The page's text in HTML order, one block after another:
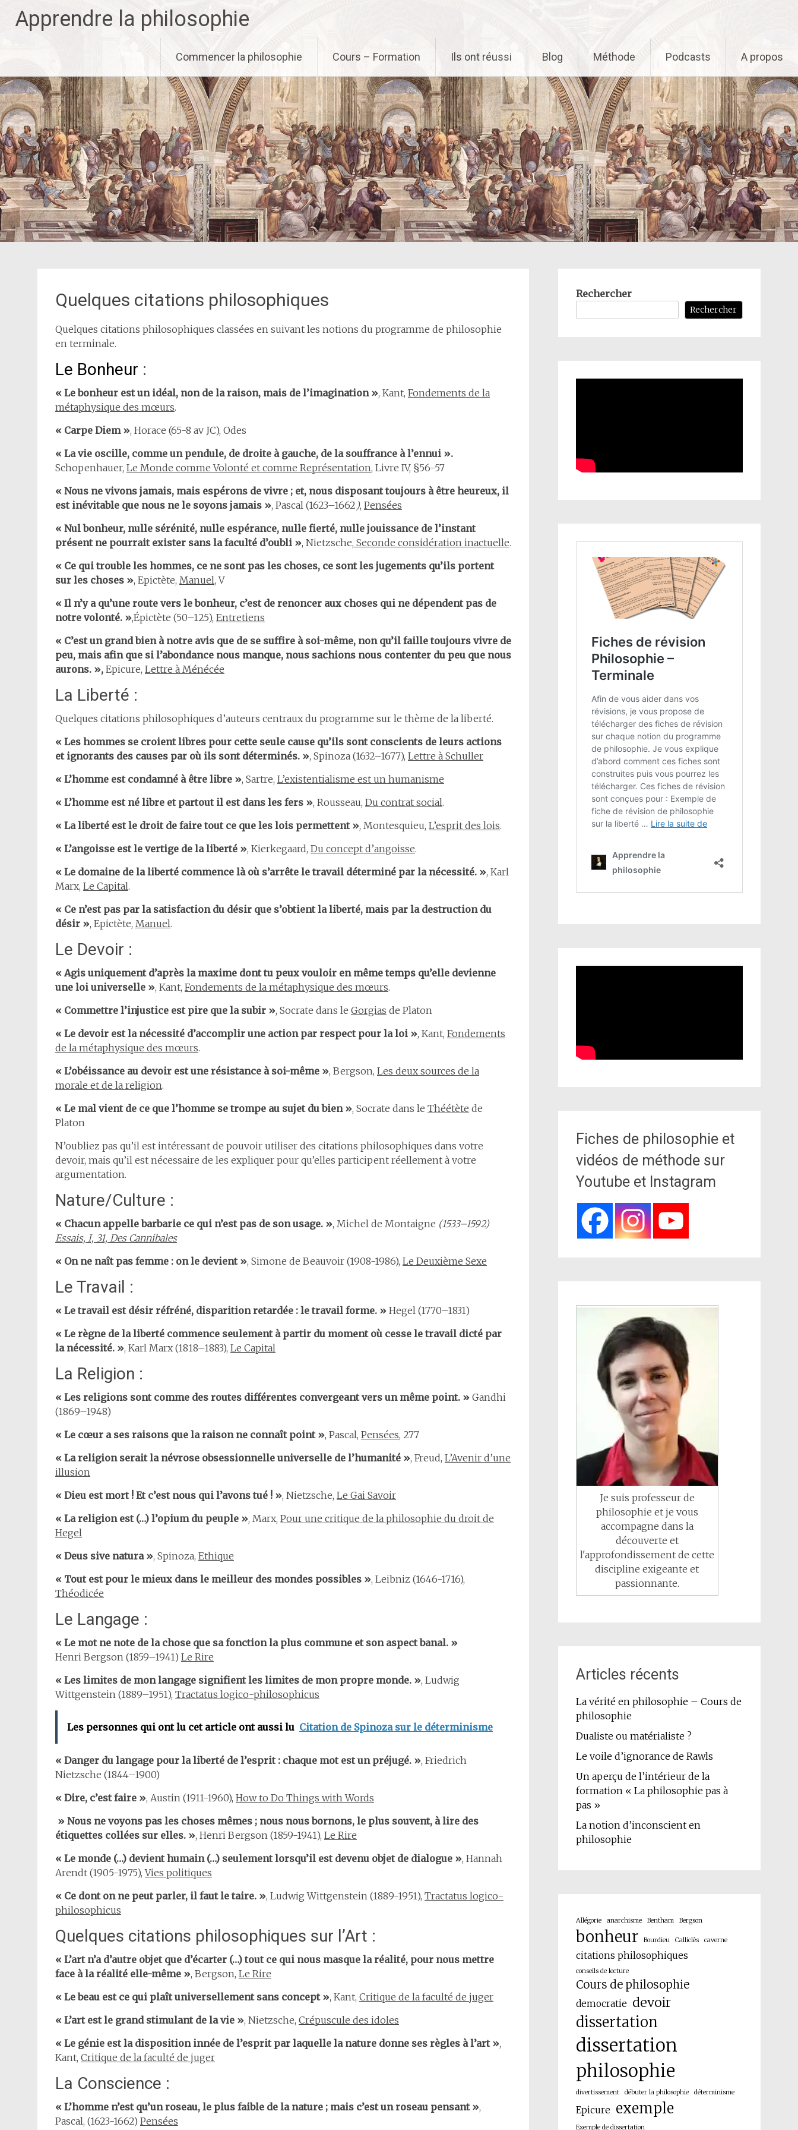
Apprendre la philosophie
Commencer la philosophie Cours – Formation Ils ont réussi Blog Méthode Podcasts A propos
Quelques citations philosophiques
Quelques citations philosophiques classées en suivant les notions du programme de philosophie
en terminale.
Le Bonheur :
« Le bonheur est un idéal, non de la raison, mais de l’imagination », Kant, Fondements de la
métaphysique des mœurs.
« Carpe Diem », Horace (65-8 av JC), Odes
« La vie oscille, comme un pendule, de droite à gauche, de la souffrance à l’ennui ».
Schopenhauer, Le Monde comme Volonté et comme Représentation, Livre IV, §56-57
« Nous ne vivons jamais, mais espérons de vivre ; et, nous disposant toujours à être heureux, il
est inévitable que nous ne le soyons jamais », Pascal (1623–1662 ), Pensées
« Nul bonheur, nulle sérénité, nulle espérance, nulle fierté, nulle jouissance de l’instant
présent ne pourrait exister sans la faculté d’oubli », Nietzsche, Seconde considération inactuelle.
« Ce qui trouble les hommes, ce ne sont pas les choses, ce sont les jugements qu’ils portent
sur les choses », Epictète, Manuel, V
« Il n’y a qu’une route vers le bonheur, c’est de renoncer aux choses qui ne dépendent pas de
notre volonté. »,Épictète (50–125), Entretiens
« C’est un grand bien à notre avis que de se suffire à soi-même, non qu’il faille toujours vivre de
peu, mais afin que si l’abondance nous manque, nous sachions nous contenter du peu que nous
aurons. », Epicure, Lettre à Ménécée
La Liberté :
Quelques citations philosophiques d’auteurs centraux du programme sur le thème de la liberté.
« Les hommes se croient libres pour cette seule cause qu’ils sont conscients de leurs actions
et ignorants des causes par où ils sont déterminés. », Spinoza (1632–1677), Lettre à Schuller
« L’homme est condamné à être libre », Sartre, L’existentialisme est un humanisme
« L’homme est né libre et partout il est dans les fers », Rousseau, Du contrat social.
« La liberté est le droit de faire tout ce que les lois permettent », Montesquieu, L’esprit des lois.
« L’angoisse est le vertige de la liberté », Kierkegaard, Du concept d’angoisse.
« Le domaine de la liberté commence là où s’arrête le travail déterminé par la nécessité. », Karl
Marx, Le Capital.
« Ce n’est pas par la satisfaction du désir que s’obtient la liberté, mais par la destruction du
désir », Epictète, Manuel.
Le Devoir :
« Agis uniquement d’après la maxime dont tu peux vouloir en même temps qu’elle devienne
une loi universelle », Kant, Fondements de la métaphysique des mœurs.
« Commettre l’injustice est pire que la subir », Socrate dans le Gorgias de Platon
« Le devoir est la nécessité d’accomplir une action par respect pour la loi », Kant, Fondements
de la métaphysique des mœurs.
« L’obéissance au devoir est une résistance à soi-même », Bergson, Les deux sources de la
morale et de la religion.
« Le mal vient de ce que l’homme se trompe au sujet du bien », Socrate dans le Théétète de
Platon
N’oubliez pas qu’il est intéressant de pouvoir utiliser des citations philosophiques dans votre
devoir, mais qu’il est nécessaire de les expliquer pour qu’elles participent réellement à votre
argumentation.
Nature/Culture :
« Chacun appelle barbarie ce qui n’est pas de son usage. », Michel de Montaigne (1533–1592)
Essais, I, 31, Des Cannibales
« On ne naît pas femme : on le devient », Simone de Beauvoir (1908-1986), Le Deuxième Sexe
Le Travail :
« Le travail est désir réfréné, disparition retardée : le travail forme. » Hegel (1770–1831)
« Le règne de la liberté commence seulement à partir du moment où cesse le travail dicté par
la nécessité. », Karl Marx (1818–1883), Le Capital
La Religion :
« Les religions sont comme des routes différentes convergeant vers un même point. » Gandhi
(1869–1948)
« Le cœur a ses raisons que la raison ne connaît point », Pascal, Pensées, 277
« La religion serait la névrose obsessionnelle universelle de l’humanité », Freud, L’Avenir d’une
illusion
« Dieu est mort ! Et c’est nous qui l’avons tué ! », Nietzsche, Le Gai Savoir
« La religion est (…) l’opium du peuple », Marx, Pour une critique de la philosophie du droit de
Hegel
« Deus sive natura », Spinoza, Ethique
« Tout est pour le mieux dans le meilleur des mondes possibles », Leibniz (1646-1716),
Théodicée
Le Langage :
« Le mot ne note de la chose que sa fonction la plus commune et son aspect banal. »
Henri Bergson (1859–1941) Le Rire
« Les limites de mon langage signifient les limites de mon propre monde. », Ludwig
Wittgenstein (1889–1951), Tractatus logico-philosophicus
Les personnes qui ont lu cet article ont aussi lu Citation de Spinoza sur le déterminisme
« Danger du langage pour la liberté de l’esprit : chaque mot est un préjugé. », Friedrich
Nietzsche (1844–1900)
« Dire, c’est faire », Austin (1911-1960), How to Do Things with Words
» Nous ne voyons pas les choses mêmes ; nous nous bornons, le plus souvent, à lire des
étiquettes collées sur elles. », Henri Bergson (1859-1941), Le Rire
« Le monde (…) devient humain (…) seulement lorsqu’il est devenu objet de dialogue », Hannah
Arendt (1905-1975),Vies politiques
« Ce dont on ne peut parler, il faut le taire. », Ludwig Wittgenstein (1889-1951), Tractatus logico-
philosophicus
Quelques citations philosophiques sur l’Art :
« L’art n’a d’autre objet que d’écarter (…) tout ce qui nous masque la réalité, pour nous mettre
face à la réalité elle-même », Bergson, Le Rire
« Le beau est ce qui plaît universellement sans concept », Kant, Critique de la faculté de juger
« L’art est le grand stimulant de la vie », Nietzsche, Crépuscule des idoles
« Le génie est la disposition innée de l’esprit par laquelle la nature donne ses règles à l’art »,
Kant, Critique de la faculté de juger
La Conscience :
« L’homme n’est qu’un roseau, le plus faible de la nature ; mais c’est un roseau pensant »,
Pascal, (1623-1662) Pensées
Rechercher
Rechercher
Fiches de philosophie et
vidéos de méthode sur
Youtube et Instagram
Je suis professeur de
philosophie et je vous
accompagne dans la
découverte et
l'approfondissement de cette
discipline exigeante et
passionnante.
Articles récents
La vérité en philosophie – Cours de
philosophie
Dualiste ou matérialiste ?
Le voile d’ignorance de Rawls
Un aperçu de l’intérieur de la
formation « La philosophie pas à
pas »
La notion d’inconscient en
philosophie
Allégorie anarchisme Bentham Bergson
bonheur Bourdieu Calliclès caverne
citations philosophiques
conseils de lecture
Cours de philosophie
democratie devoir
dissertation
dissertation
philosophie
divertissement débuter la philosophie déterminisme
Epicure exemple
Exemple de dissertation